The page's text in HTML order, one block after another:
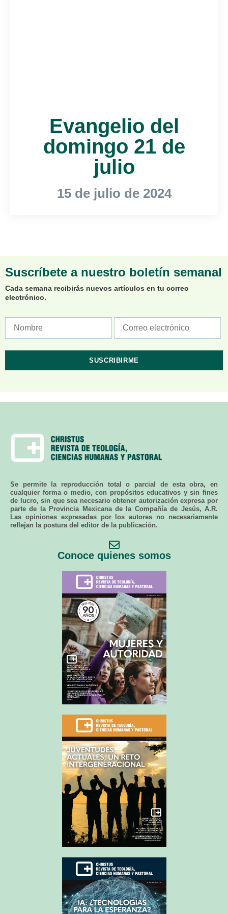
Evangelio del
domingo 21 de
julio
15 de julio de 2024
Suscríbete a nuestro boletín semanal
Cada semana recibirás nuevos artículos en tu correo
electrónico.
Se permite la reproducción total o parcial de esta obra, en
cualquier forma o medio, con propósitos educativos y sin fines
de lucro, sin que sea necesario obtener autorización expresa por
parte de la Provincia Mexicana de la Compañía de Jesús, A.R.
Las opiniones expresadas por los autores no necesariamente
reflejan la postura del editor de la publicación.
Conoce quienes somos